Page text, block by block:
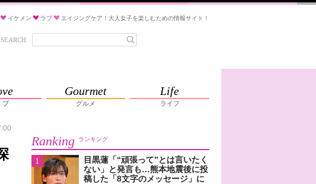
イケメン ラブ エイジングケア！大人女子を楽しむための情報サイト！
SEARCH
ブ
Gourmet
グルメ
Life
ライフ
Ranking ランキング
1
目黒蓮「“頑張って”とは言いたく
ない」と発言も…熊本地震後に投
稿した「8文字のメッセージ」に